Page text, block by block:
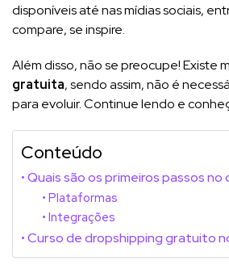
disponíveis até nas mídias sociais,
compare, se inspire.
Além disso, não se preocupe! Existe
gratuita, sendo assim, não é
para evoluir. Continue lendo e
Conteúdo
Quais são os primeiros passos no
Plataformas
Integrações
Curso de dropshipping gratuito